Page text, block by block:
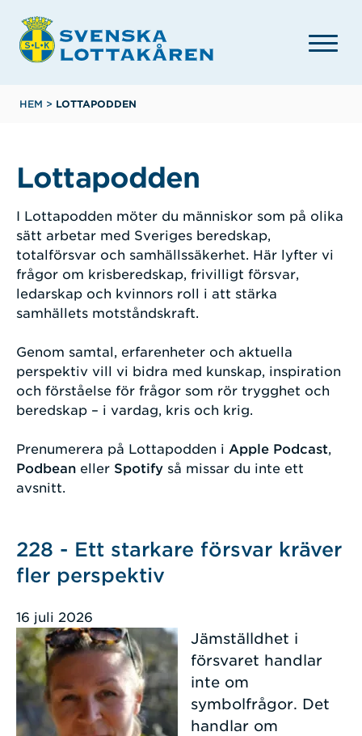
huvudinnehåll
Länkstig
HEM > LOTTAPODDEN
Lottapodden
I Lottapodden möter du människor som på olika
sätt arbetar med Sveriges beredskap,
totalförsvar och samhällssäkerhet. Här lyfter vi
frågor om krisberedskap, frivilligt försvar,
ledarskap och kvinnors roll i att stärka
samhällets motståndskraft.
Genom samtal, erfarenheter och aktuella
perspektiv vill vi bidra med kunskap, inspiration
och förståelse för frågor som rör trygghet och
beredskap – i vardag, kris och krig.
Prenumerera på Lottapodden i Apple Podcast,
Podbean eller Spotify så missar du inte ett
avsnitt.
228 - Ett starkare försvar kräver
fler perspektiv
16 juli 2026
Jämställdhet i
försvaret handlar
inte om
symbolfrågor. Det
handlar om